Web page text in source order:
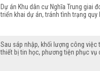
Dự án Khu dân cư Nghĩa Trung giai
triển khai dự án, tránh tình trạng quy
Sau sáp nhập, khối lượng công
thiết bị tin học, phương tiện phục vụ